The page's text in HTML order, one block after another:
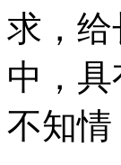
求，
中，
不知